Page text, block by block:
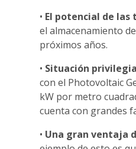
• El potencial de
el almacenamiento
próximos años.
• Situación
con el Photovoltaic
kW por metro
cuenta con grandes
• Una gran ventaja